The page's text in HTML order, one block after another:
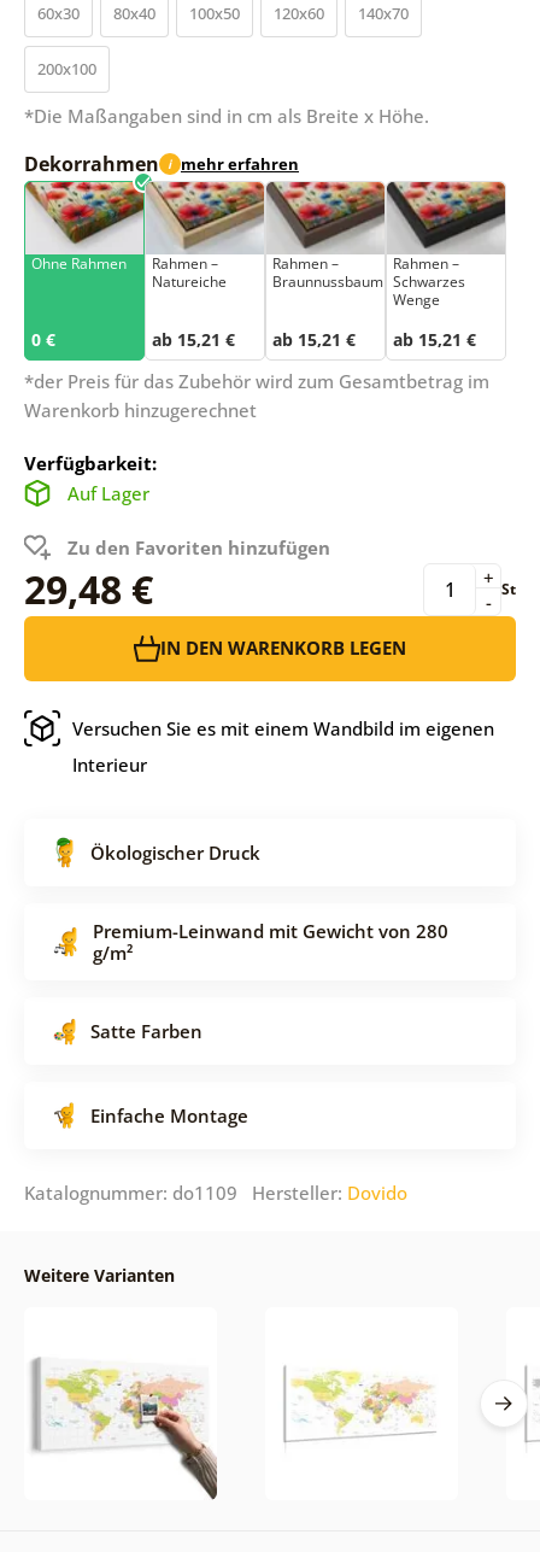
60x30 80x40 100x50 120x60 140x70
200x100
*Die Maßangaben sind in cm als Breite x Höhe.
Dekorrahmen i mehr erfahren
Ohne Rahmen
0 €
Rahmen –
Natureiche
ab 15,21 €
Rahmen –
Braunnussbaum
ab 15,21 €
Rahmen –
Schwarzes
Wenge
ab 15,21 €
*der Preis für das Zubehör wird zum Gesamtbetrag im
Warenkorb hinzugerechnet
Verfügbarkeit:
Auf Lager
Zu den Favoriten hinzufügen
29,48 € -
+ St
IN DEN WARENKORB LEGEN
Versuchen Sie es mit einem Wandbild im eigenen
Interieur
Ökologischer Druck
Premium-Leinwand mit Gewicht von 280
g/m²
Satte Farben
Einfache Montage
Katalognummer: do1109 Hersteller: Dovido
Weitere Varianten